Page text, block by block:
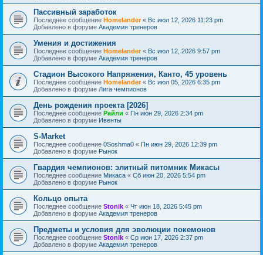
Пассивный заработок
Последнее сообщение Homelander« Вс июл 12, 2026 11:23 pm
Добавлено в форуме Академия тренеров
Умения и достижения
Последнее сообщение Homelander« Вс июл 12, 2026 9:57 pm
Добавлено в форуме Академия тренеров
Стадион Высокого Напряжения, Канто, 45 уровень
Последнее сообщение Homelander« Вс июл 05, 2026 6:35 pm
Добавлено в форуме Лига чемпионов
День рождения проекта [2026]
Последнее сообщение Райли « Пн июн 29, 2026 2:34 pm
Добавлено в форуме Ивенты
S-Market
Последнее сообщение 0Soshma0 « Пн июн 29, 2026 12:39 pm
Добавлено в форуме Рынок
Гвардия чемпионов: элитный питомник Микасы
Последнее сообщение Микаса « Сб июн 20, 2026 5:54 pm
Добавлено в форуме Рынок
Кольцо опыта
Последнее сообщение Stonik « Чт июн 18, 2026 5:45 pm
Добавлено в форуме Академия тренеров
Предметы и условия для эволюции покемонов
Последнее сообщение Stonik « Ср июн 17, 2026 2:37 pm
Добавлено в форуме Академия тренеров